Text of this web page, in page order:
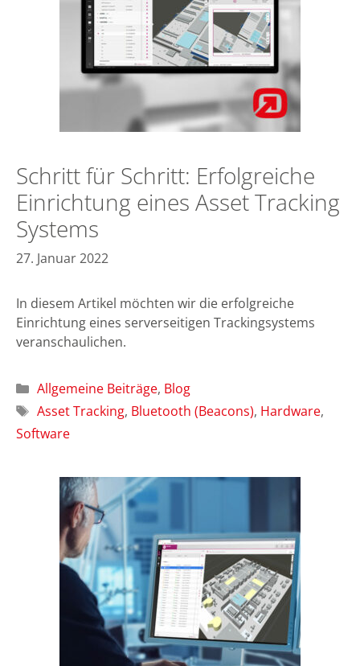
Schritt für Schritt: Erfolgreiche
Einrichtung eines Asset Tracking
Systems
27. Januar 2022
In diesem Artikel möchten wir die erfolgreiche
Einrichtung eines serverseitigen Trackingsystems
veranschaulichen.
Kategorien
Allgemeine Beiträge, Blog
Schlagwörter
Asset Tracking, Bluetooth (Beacons), Hardware,
Software